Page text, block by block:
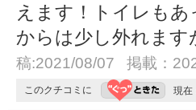
えます！トイレも
からは少し外れま
稿:2021/08/07 掲載：
このクチコミに 現在